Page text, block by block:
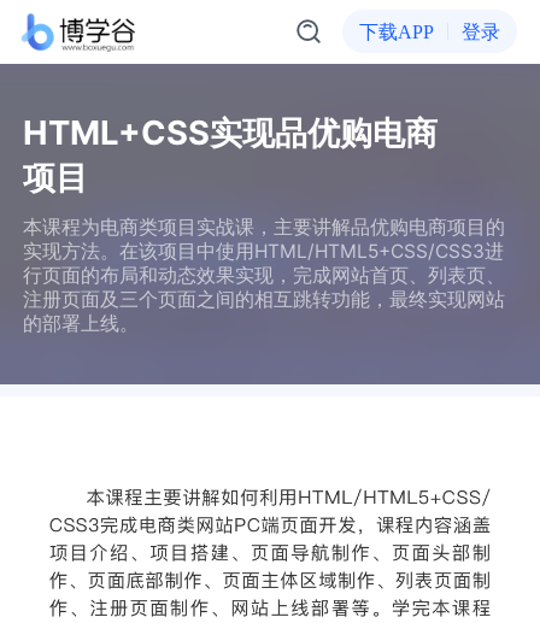
下载APP 登录
HTML+CSS实现品优购电商
项目
本课程为电商类项目实战课，主要讲解品优购电商项目的
实现方法。在该项目中使用HTML/HTML5+CSS/CSS3进
行页面的布局和动态效果实现，完成网站首页、列表页、
注册页面及三个页面之间的相互跳转功能，最终实现网站
的部署上线。